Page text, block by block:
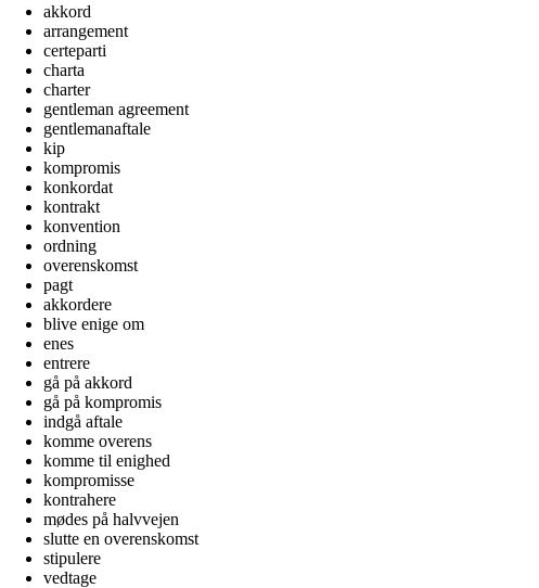
akkord
arrangement
certeparti
charta
charter
gentleman agreement
gentlemanaftale
kip
kompromis
konkordat
kontrakt
konvention
ordning
overenskomst
pagt
akkordere
blive enige om
enes
entrere
gå på akkord
gå på kompromis
indgå aftale
komme overens
komme til enighed
kompromisse
kontrahere
mødes på halvvejen
slutte en overenskomst
stipulere
vedtage